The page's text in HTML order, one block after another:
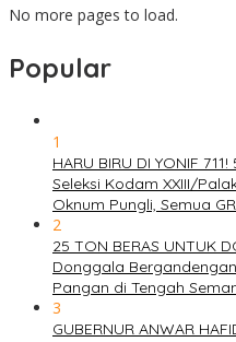
No more pages to load.
Popular
1
HARU BIRU DI YONIF
Seleksi Kodam XXIII/
Oknum Pungli, Semua
2
25 TON BERAS UNTUK
Donggala
Pangan di Tengah
3
GUBERNUR ANWAR